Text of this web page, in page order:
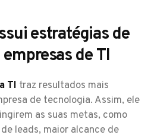
estratégias de
de TI
TI traz resultados mais
de tecnologia. Assim, ele
as suas metas, como
leads, maior alcance de